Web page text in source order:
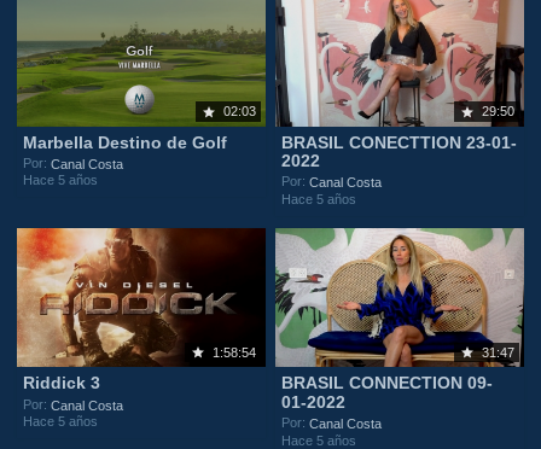
02:03
Marbella Destino de Golf
Por:Canal Costa
Hace 5 años
29:50
BRASIL CONECTTION 23-01-
2022
Por:Canal Costa
Hace 5 años
1:58:54
Riddick 3
Por:Canal Costa
Hace 5 años
31:47
BRASIL CONNECTION 09-
01-2022
Por:Canal Costa
Hace 5 años